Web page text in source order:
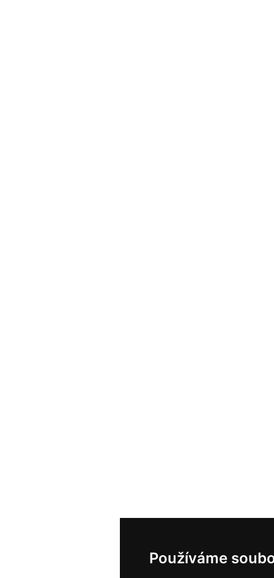
Používáme